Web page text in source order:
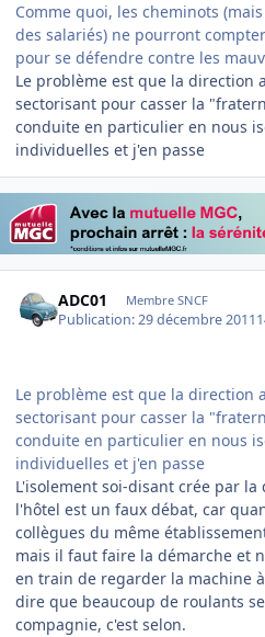
Comme quoi, les cheminots
des salariés) ne pourront compter
pour se défendre contre les
Le problème est que la direction
sectorisant pour casser la
conduite en particulier en nous
individuelles et j'en passe
ADC01 Membre SNCF
Publication:29 décembre 2011
Le problème est que la direction
sectorisant pour casser la
conduite en particulier en nous
individuelles et j'en passe
L'isolement soi-disant crée par
l'hôtel est un faux débat, car
collègues du même
mais il faut faire la démarche et
en train de regarder la machine
dire que beaucoup de roulants
compagnie, c'est selon.